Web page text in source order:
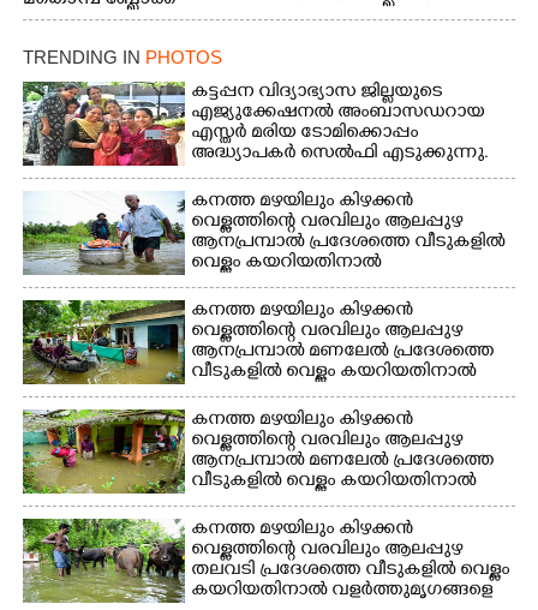
ജംഗ്ഷനിലെ
വെള്ളക്കെട്ടിൽപ്പെട്ട്
സൈക്കിൾ
നഷ്ടപ്പെടാതിരിക്കാൻ
നടപ്പാതയുടെ
കൈവരിയിൽ
കെട്ടിവച്ചിരിക്കുന്ന കാഴ്ച
ജംഗ്ഷനിലെ
TRENDING IN PHOTOS
കട്ടപ്പന വിദ്യാഭ്യാസ ജില്ലയുടെ
എജ്യുക്കേഷനൽ അംബാസഡറായ
എസ്തർ മരിയ ടോമിക്കൊപ്പം
അദ്ധ്യാപകർ സെൽഫി എടുക്കുന്നു.
കനത്ത മഴയിലും കിഴക്കൻ
വെള്ളത്തിന്റെ വരവിലും ആലപ്പുഴ
ആനപ്രമ്പാൽ പ്രദേശത്തെ വീടുകളിൽ
വെള്ളം കയറിയതിനാൽ
ആവശ്യസാധനങ്ങളുമായി
ദുരിതാശ്വാസ ക്യാമ്പിലേക്ക് മാറുന്ന
വയോധികൻ
കനത്ത മഴയിലും കിഴക്കൻ
വെള്ളത്തിന്റെ വരവിലും ആലപ്പുഴ
ആനപ്രമ്പാൽ മണലേൽ പ്രദേശത്തെ
വീടുകളിൽ വെള്ളം കയറിയതിനാൽ
ദുരിതാശ്വാസ ക്യാമ്പിലേക്ക്
മാറുന്നവർ
കനത്ത മഴയിലും കിഴക്കൻ
വെള്ളത്തിന്റെ വരവിലും ആലപ്പുഴ
ആനപ്രമ്പാൽ മണലേൽ പ്രദേശത്തെ
വീടുകളിൽ വെള്ളം കയറിയതിനാൽ
ആവശ്യസാധനങ്ങളുമായി
ദുരിതാശ്വാസ ക്യാമ്പിലേക്ക് മാറുന്ന
അട്ടിച്ചിറ വീട്ടിൽ രോഹിണിയും
ഭർത്താവ് സന്തോഷും
കനത്ത മഴയിലും കിഴക്കൻ
വെള്ളത്തിന്റെ വരവിലും ആലപ്പുഴ
തലവടി പ്രദേശത്തെ വീടുകളിൽ വെള്ളം
കയറിയതിനാൽ വളർത്തുമൃഗങ്ങളെ